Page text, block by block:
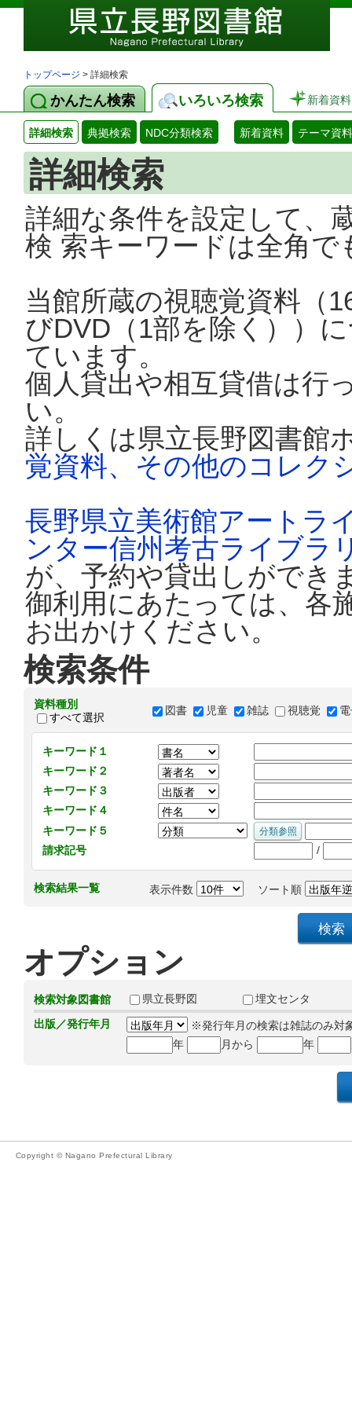
トップページ > 詳細検索
かんたん検索 いろいろ検索 新着資料
詳細検索 典拠検索 NDC分類検索 新着資料 テーマ資料
詳細検索
詳細な条件を設定して、
検 索キーワードは全角
当館所蔵の視聴覚資料（
びDVD（1部を除く））
ています。
個人貸出や相互貸借は行
い。
詳しくは県立長野図書館
覚資料、その他のコレク
長野県立美術館アートラ
ンター信州考古ライブラ
が、予約や貸出しができ
御利用にあたっては、各
お出かけください。
検索条件
資料種別
すべて選択
図書 児童 雑誌 視聴覚
キーワード１
キーワード２
キーワード３
キーワード４
キーワード５
請求記号
/
検索結果一覧 表示件数 ソート順
オプション
検索対象図書館 県立長野図
埋文センタ
出版／発行年月
※発行年月の検索は雑誌のみ対
年
月から 年
Copyright © Nagano Prefectural Library